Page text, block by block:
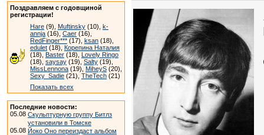
Поздравляем с годовщиной
регистрации!
Hare (9), Muftinsky (10), k-
annja (16), Caer (16),
RedFinger*** (17), ksan (18),
edulet (18), Корепина Наталия
(18), Baster (18), Lovely Ringo
(18), saysay (19), Salty (19),
MissLennona (19), MiheyS (20),
Sexy_Sadie (21), TheTech (21)
Показать всех
Последние новости:
05.08 Скульптурную группу Битлз
установили в Томске
05.08 Йоко Оно переиздаст альбом